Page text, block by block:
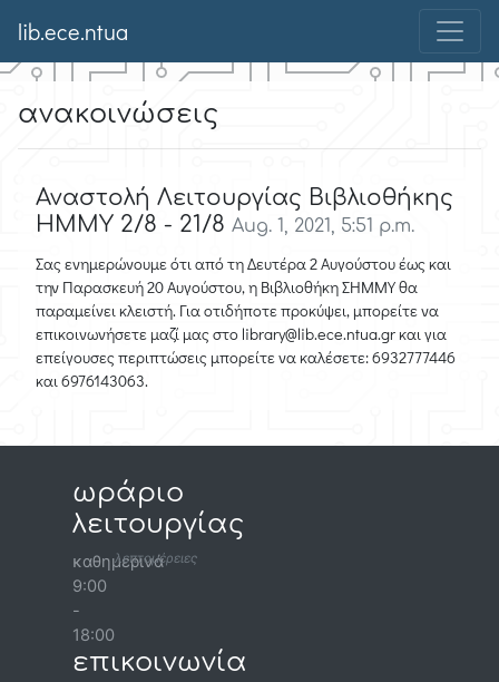
lib.ece.ntua
ανακοινώσεις
Αναστολή Λειτουργίας Βιβλιοθήκης
ΗΜΜΥ 2/8 - 21/8 Aug. 1, 2021, 5:51 p.m.
Σας ενημερώνουμε ότι από τη Δευτέρα 2 Αυγούστου έως και
την Παρασκευή 20 Αυγούστου, η Βιβλιοθήκη ΣΗΜΜΥ θα
παραμείνει κλειστή. Για οτιδήποτε προκύψει, μπορείτε να
επικοινωνήσετε μαζί μας στο library@lib.ece.ntua.gr και για
επείγουσες περιπτώσεις μπορείτε να καλέσετε: 6932777446
και 6976143063.
ωράριο
λειτουργίας
καθημερινά
9:00
-
18:00
λεπτομέρειες
επικοινωνία